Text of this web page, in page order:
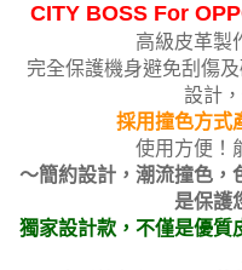
CITY BOSS For
高級皮革製
完全保護機身避免刮傷
設計
採用撞色方式
使用方便！
～簡約設計，潮流撞色，
是保護
獨家設計款，不僅是優質